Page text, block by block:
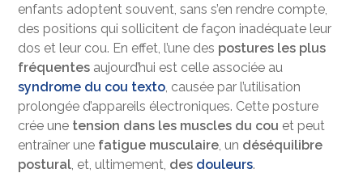
enfants adoptent souvent, sans s’en rendre compte,
des positions qui sollicitent de façon inadéquate leur
dos et leur cou. En effet, l’une des postures les plus
fréquentes aujourd’hui est celle associée au
syndrome du cou texto, causée par l’utilisation
prolongée d’appareils électroniques. Cette posture
crée une tension dans les muscles du cou et peut
entraîner une fatigue musculaire, un déséquilibre
postural, et, ultimement, des douleurs.